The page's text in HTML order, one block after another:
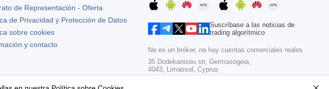
de Representación - Oferta
de Privacidad y Protección de Datos
sobre cookies
y contacto
Suscríbase a las noticias de
trading algorítmico
No es un bróker, no hay cuentas comerciales reales
35 Dodekanisou str, Germasogeia,
4043, Limassol, Cyprus